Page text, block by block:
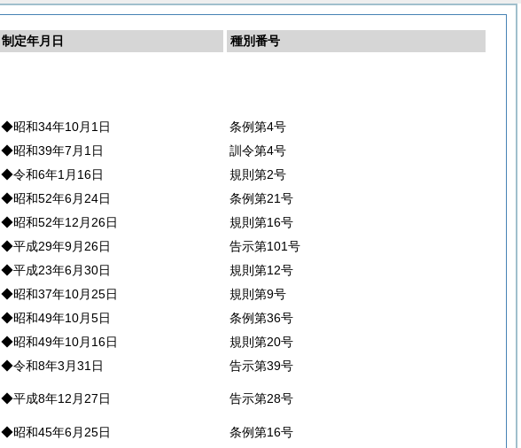
制定年月日
種別番号
◆昭和34年10月1日
条例第4号
◆昭和39年7月1日
訓令第4号
◆令和6年1月16日
規則第2号
◆昭和52年6月24日
条例第21号
◆昭和52年12月26日
規則第16号
◆平成29年9月26日
告示第101号
◆平成23年6月30日
規則第12号
◆昭和37年10月25日
規則第9号
◆昭和49年10月5日
条例第36号
◆昭和49年10月16日
規則第20号
◆令和8年3月31日
告示第39号
◆平成8年12月27日 告示第28号
◆昭和45年6月25日
条例第16号